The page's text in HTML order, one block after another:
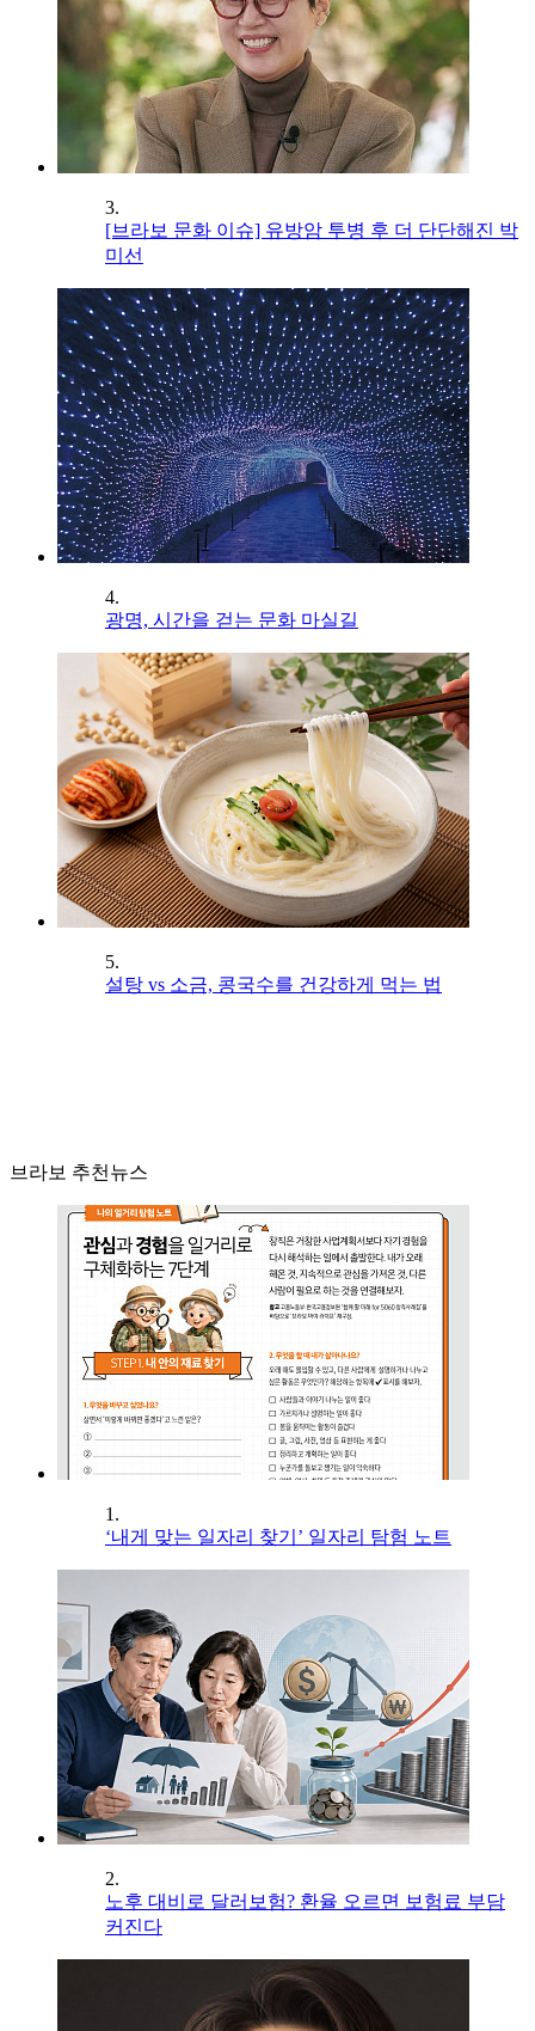
3.
[브라보 문화 이슈] 유방암 투병 후 더 단단해진 박
미선
4.
광명, 시간을 걷는 문화 마실길
5.
설탕 vs 소금, 콩국수를 건강하게 먹는 법
브라보 추천뉴스
1.
‘내게 맞는 일자리 찾기’ 일자리 탐험 노트
2.
노후 대비로 달러보험? 환율 오르면 보험료 부담
커진다